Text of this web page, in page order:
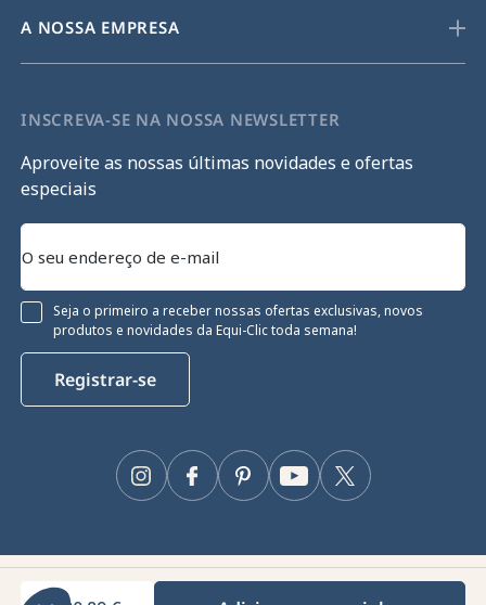
Gestão de cookies
O nosso site utiliza cookies para garantir o seu funcionamento
preferências, clique no botão "Configurar".
Consentimentos certificados por
A NOSSA EMPRESA
INSCREVA-SE NA NOSSA NEWSLETTER
Aproveite as nossas últimas novidades e ofertas
especiais
Seja o primeiro a receber nossas ofertas exclusivas, novos
produtos e novidades da Equi-Clic toda semana!
Registrar-se
Facebook Twitter
YouTube
Pinterest
Instagram
Equiclic © 2026